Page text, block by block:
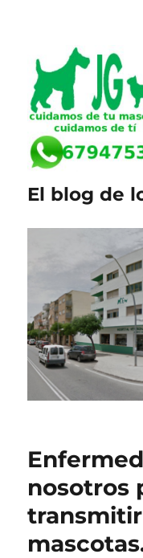
El blog de
nosotros